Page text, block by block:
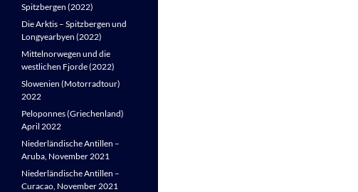
Spitzbergen (2022)
Die Arktis – Spitzbergen und
Longyearbyen (2022)
Mittelnorwegen und die
westlichen Fjorde (2022)
Slowenien (Motorradtour)
2022
Peloponnes (Griechenland)
April 2022
Niederländische Antillen –
Aruba, November 2021
Niederländische Antillen –
Curacao, November 2021